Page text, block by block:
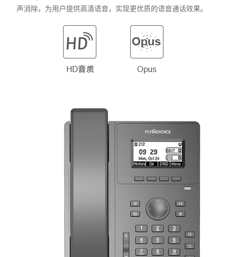
声消除，为用户提供高清语音，实现更优质的语音通话效果。